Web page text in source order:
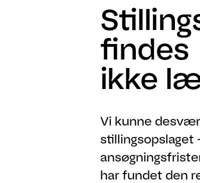
findes
ikke
Vi kunne
stillingsopslaget
har fundet den